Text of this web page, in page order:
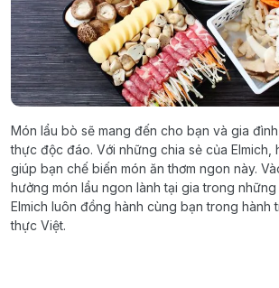
Món lẩu bò sẽ mang đến cho bạn và gia đình
thực độc đáo. Với những chia sẻ của Elmich,
giúp bạn chế biến món ăn thơm ngon này.
hưởng món lẩu ngon lành tại gia trong
Elmich luôn đồng hành cùng bạn trong hành
thực Việt.